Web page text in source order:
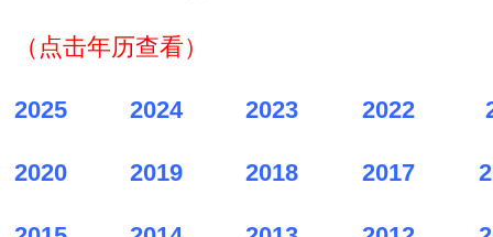
（点击年历查看）
2025 2024 2023 2022
2020 2019 2018 2017